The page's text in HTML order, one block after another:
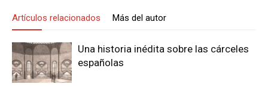
Artículos relacionados Más del autor
Una historia inédita sobre las cárceles
españolas